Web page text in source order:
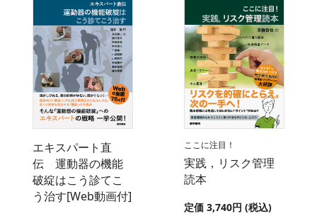
エキスパート直
伝 運動器の機能
破綻はこう診てこ
う治す[Web動画付]
ここに注目！
実践，リスク管理
読本
定価 3,740円 (税込)